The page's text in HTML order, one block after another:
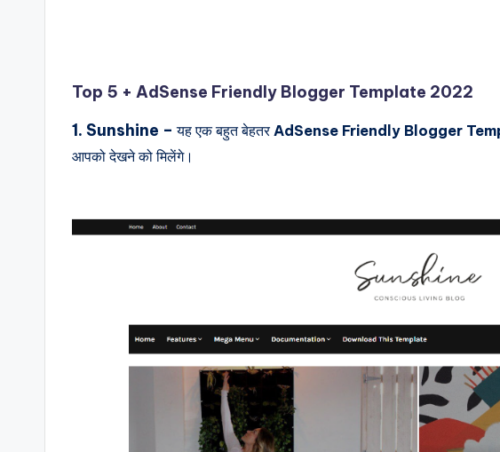
Top 5 + AdSense Friendly Blogger Template 2022
1. Sunshine – यह एक बहुत बेहतर AdSense Friendly Blogger
आपको देखने को मिलेंगे।